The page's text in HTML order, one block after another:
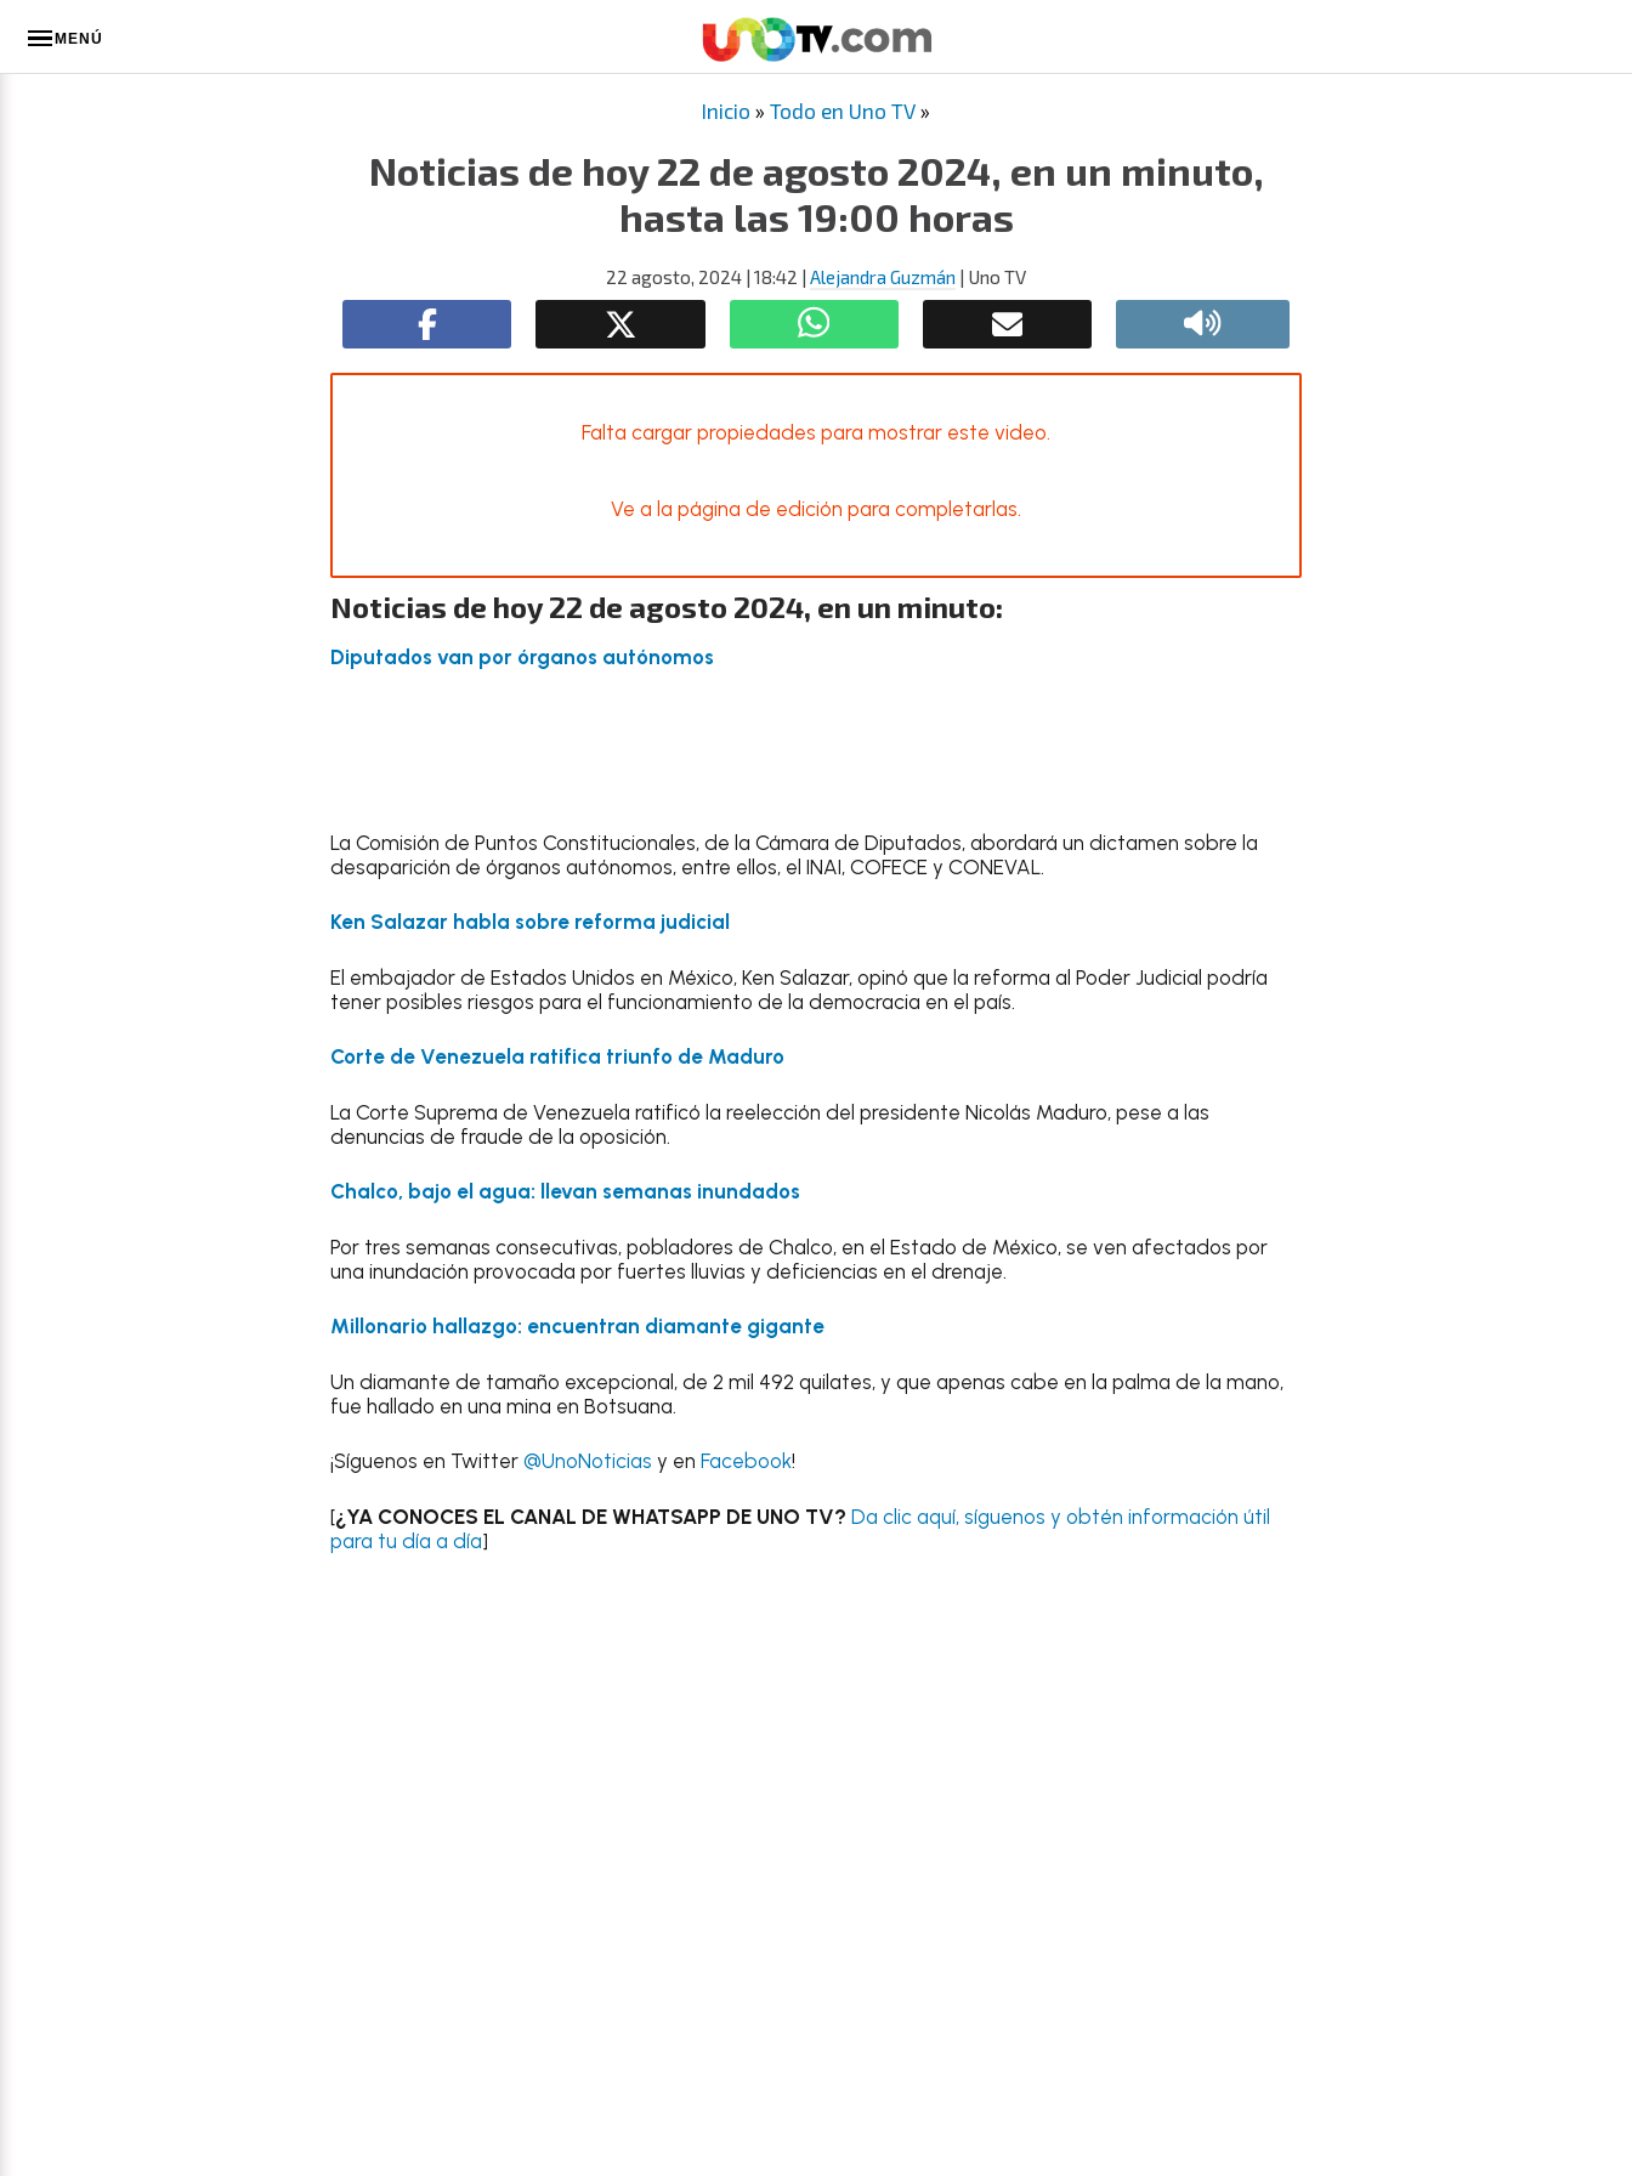
MENÚ
Inicio » Todo en Uno TV »
Noticias de hoy 22 de agosto 2024, en un minuto,
hasta las 19:00 horas
22 agosto, 2024 | 18:42 | Alejandra Guzmán | Uno TV
Falta cargar propiedades para mostrar este video.
Ve a la página de edición para completarlas.
Noticias de hoy 22 de agosto 2024, en un minuto:
Diputados van por órganos autónomos
La Comisión de Puntos Constitucionales, de la Cámara de Diputados, abordará un dictamen sobre la
desaparición de órganos autónomos, entre ellos, el INAI, COFECE y CONEVAL.
Ken Salazar habla sobre reforma judicial
El embajador de Estados Unidos en México, Ken Salazar, opinó que la reforma al Poder Judicial podría
tener posibles riesgos para el funcionamiento de la democracia en el país.
Corte de Venezuela ratifica triunfo de Maduro
La Corte Suprema de Venezuela ratificó la reelección del presidente Nicolás Maduro, pese a las
denuncias de fraude de la oposición.
Chalco, bajo el agua: llevan semanas inundados
Por tres semanas consecutivas, pobladores de Chalco, en el Estado de México, se ven afectados por
una inundación provocada por fuertes lluvias y deficiencias en el drenaje.
Millonario hallazgo: encuentran diamante gigante
Un diamante de tamaño excepcional, de 2 mil 492 quilates, y que apenas cabe en la palma de la mano,
fue hallado en una mina en Botsuana.
¡Síguenos en Twitter @UnoNoticias y en Facebook!
[¿YA CONOCES EL CANAL DE WHATSAPP DE UNO TV? Da clic aquí, síguenos y obtén información útil
para tu día a día]